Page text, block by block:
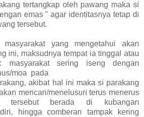
tertangkap oleh pawang maka si
emas " agar identitasnya tetap di
tersebut.
yang mengetahui akan
ini, maksudnya tempat ia tinggal atau
masyarakat sering iseng dengan
moa pada
akibat hal ini maka si parakang
mencari/menelusuri terus menerus
tersebut berada di kubangan
hingga comberan tampak kering